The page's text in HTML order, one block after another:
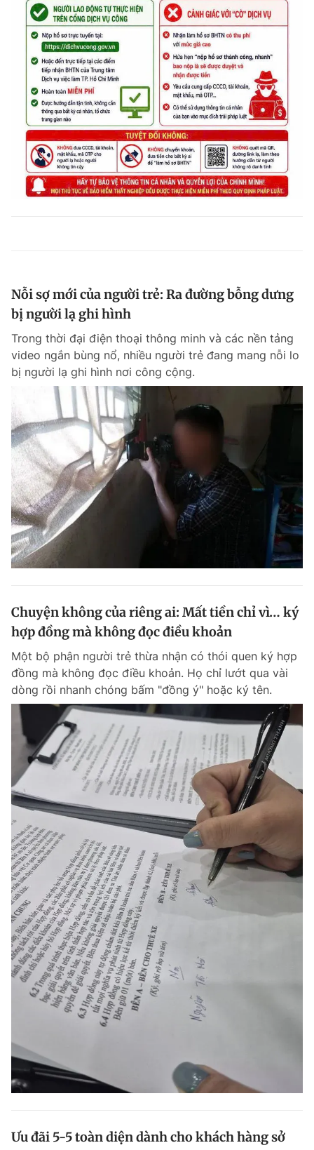
Nỗi sợ mới của người trẻ: Ra đường bỗng dưng
bị người lạ ghi hình
Trong thời đại điện thoại thông minh và các nền tảng
video ngắn bùng nổ, nhiều người trẻ đang mang nỗi lo
bị người lạ ghi hình nơi công cộng.
Chuyện không của riêng ai: Mất tiền chỉ vì… ký
hợp đồng mà không đọc điều khoản
Một bộ phận người trẻ thừa nhận có thói quen ký hợp
đồng mà không đọc điều khoản. Họ chỉ lướt qua vài
dòng rồi nhanh chóng bấm "đồng ý" hoặc ký tên.
Ưu đãi 5-5 toàn diện dành cho khách hàng sở